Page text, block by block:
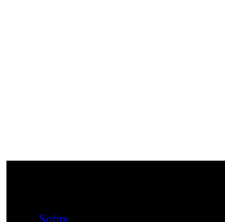
Sobre